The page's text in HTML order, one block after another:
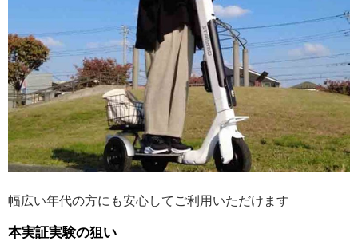
幅広い年代の方にも安心してご利用いただけます
本実証実験の狙い